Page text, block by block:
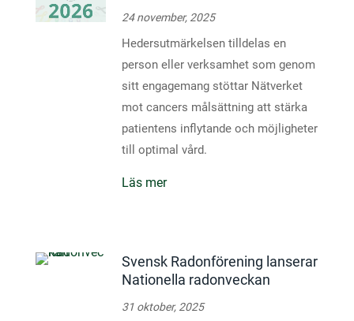
24 november, 2025
Hedersutmärkelsen tilldelas en
person eller verksamhet som genom
sitt engagemang stöttar Nätverket
mot cancers målsättning att stärka
patientens inflytande och möjligheter
till optimal vård.
Läs mer
Svensk Radonförening lanserar
Nationella radonveckan
31 oktober, 2025